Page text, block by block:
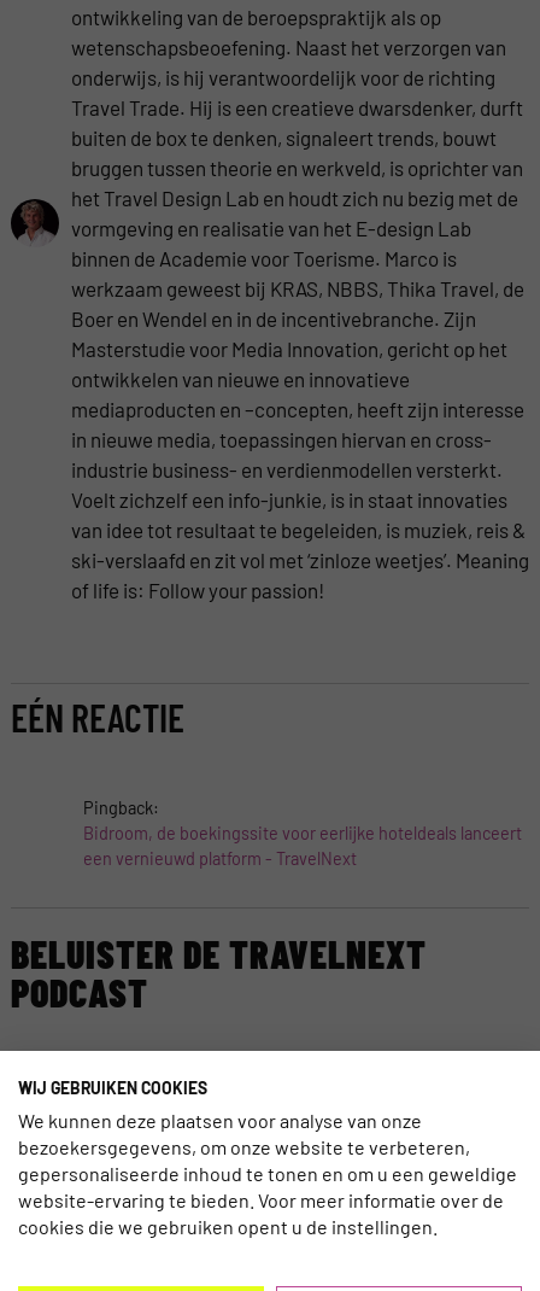
ontwikkeling van de beroepspraktijk als op
wetenschapsbeoefening. Naast het verzorgen van
onderwijs, is hij verantwoordelijk voor de richting
Travel Trade. Hij is een creatieve dwarsdenker, durft
buiten de box te denken, signaleert trends, bouwt
bruggen tussen theorie en werkveld, is oprichter van
het Travel Design Lab en houdt zich nu bezig met de
vormgeving en realisatie van het E-design Lab
binnen de Academie voor Toerisme. Marco is
werkzaam geweest bij KRAS, NBBS, Thika Travel, de
Boer en Wendel en in de incentivebranche. Zijn
Masterstudie voor Media Innovation, gericht op het
ontwikkelen van nieuwe en innovatieve
mediaproducten en –concepten, heeft zijn interesse
in nieuwe media, toepassingen hiervan en cross-
industrie business- en verdienmodellen versterkt.
Voelt zichzelf een info-junkie, is in staat innovaties
van idee tot resultaat te begeleiden, is muziek, reis &
ski-verslaafd en zit vol met ‘zinloze weetjes’. Meaning
of life is: Follow your passion!
EÉN REACTIE
Pingback:
Bidroom, de boekingssite voor eerlijke hoteldeals lanceert
een vernieuwd platform - TravelNext
BELUISTER DE TRAVELNEXT
PODCAST
WIJ GEBRUIKEN COOKIES
We kunnen deze plaatsen voor analyse van onze
bezoekersgegevens, om onze website te verbeteren,
gepersonaliseerde inhoud te tonen en om u een geweldige
website-ervaring te bieden. Voor meer informatie over de
cookies die we gebruiken opent u de instellingen.